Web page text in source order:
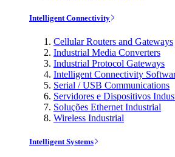
Intelligent Connectivity
Cellular Routers and Gateways
Industrial Media Converters
Industrial Protocol Gateways
Intelligent Connectivity
Serial / USB Communications
Servidores e Dispositivos
Soluções Ethernet Industrial
Wireless Industrial
Intelligent Systems